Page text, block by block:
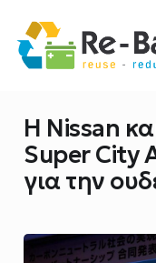
Η Nissan
Super City
για την